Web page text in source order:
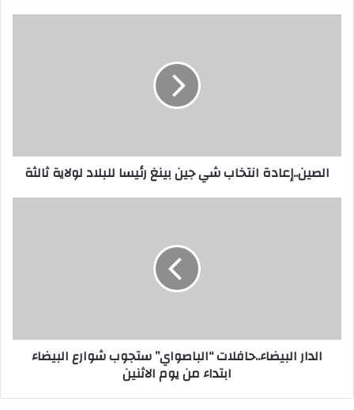
الصين..إعادة انتخاب شي جين بينغ رئيسا للبلاد لولاية ثالثة
الدار البيضاء..حافلات “الباصواي” ستجوب شوارع البيضاء
ابتداء من يوم الاثنين